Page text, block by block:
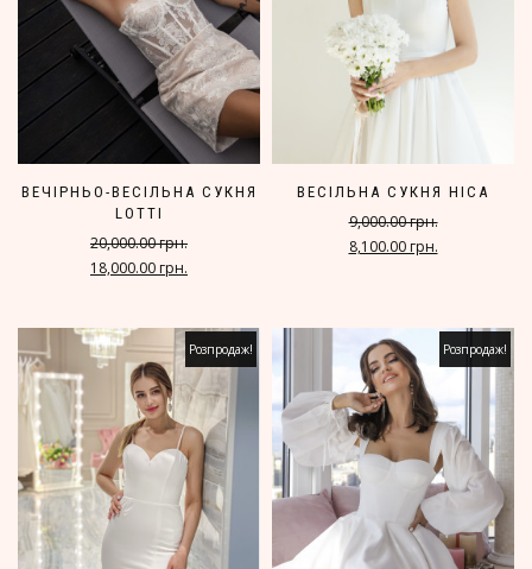
ВЕЧІРНЬО-ВЕСІЛЬНА СУКНЯ
LOTTI
20,000.00 грн.
18,000.00 грн.
ВЕСІЛЬНА СУКНЯ НІСА
9,000.00 грн.
8,100.00 грн.
Розпродаж! Розпродаж!